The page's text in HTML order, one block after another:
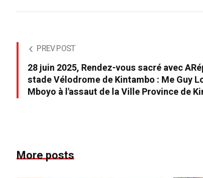
PREV POST
28 juin 2025, Rendez-vous sacré avec
stade Vélodrome de Kintambo : Me Guy
Mboyo à l'assaut de la Ville Province de
More posts